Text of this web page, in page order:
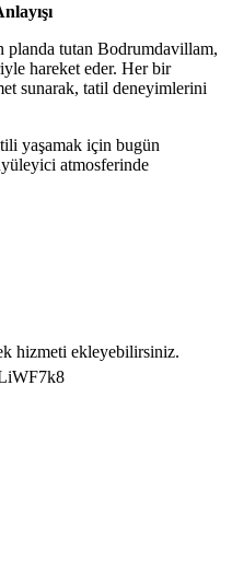
planda tutan Bodrumdavillam,
hareket eder. Her bir
sunarak, tatil deneyimlerini
yaşamak için bugün
atmosferinde
hizmeti ekleyebilirsiniz.